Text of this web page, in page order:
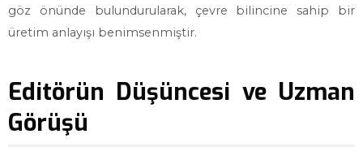
göz önünde bulundurularak, çevre bilincine sahip bir
üretim anlayışı benimsenmiştir.
Editörün Düşüncesi ve Uzman
Görüşü